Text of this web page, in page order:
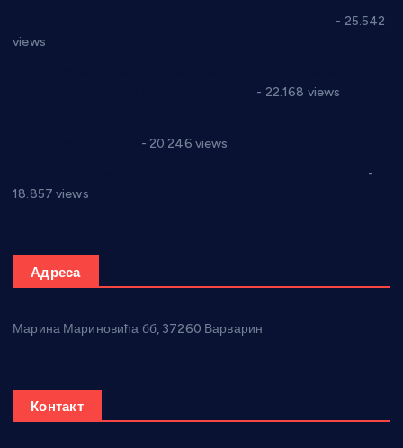
- 25.542
views
- 22.168 views
- 20.246 views
-
18.857 views
Адреса
Марина Мариновића бб, 37260 Варварин
Контакт